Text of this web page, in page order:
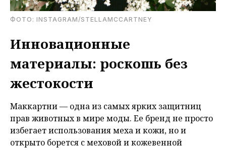
ФОТО: INSTAGRAM/STELLAMCCARTNEY
Инновационные
материалы: роскошь без
жестокости
Маккартни — одна из самых ярких защитниц
прав животных в мире моды. Ее бренд не просто
избегает использования меха и кожи, но и
открыто борется с меховой и кожевенной